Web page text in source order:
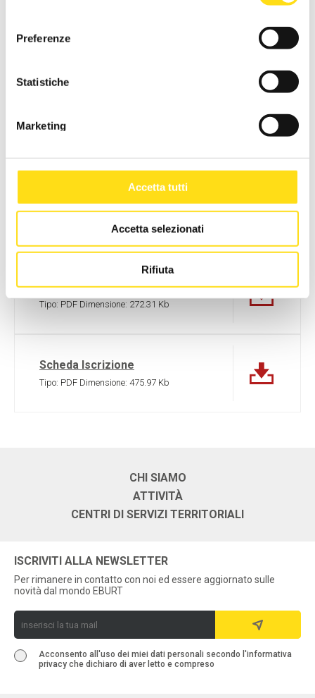
Preferenze
Statistiche
Marketing
Accetta tutti
Accetta selezionati
Rifiuta
La piadina
RICHIEDI INFORMAZIONI
DOCUMENTI ALLEGATI
DOCUMENTI
Calendario
Tipo: PDF Dimensione: 272.31 Kb
Scheda Iscrizione
Tipo: PDF Dimensione: 475.97 Kb
CHI SIAMO
ATTIVITÀ
CENTRI DI SERVIZI TERRITORIALI
ISCRIVITI ALLA NEWSLETTER
Per rimanere in contatto con noi ed essere aggiornato sulle
novità dal mondo EBURT
Acconsento all'uso dei miei dati personali secondo l'informativa
privacy che dichiaro di aver letto e compreso